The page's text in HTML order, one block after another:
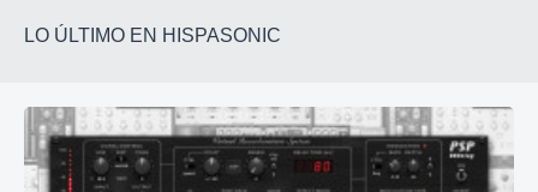
LO ÚLTIMO EN HISPASONIC